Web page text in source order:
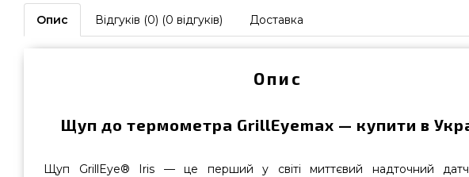
Опис Відгуків (0) (0 відгуків) Доставка
Опис
Щуп до термометра GrillEyemax — купити в
Щуп GrillEye® Iris — це перший у світі миттєвий надточний